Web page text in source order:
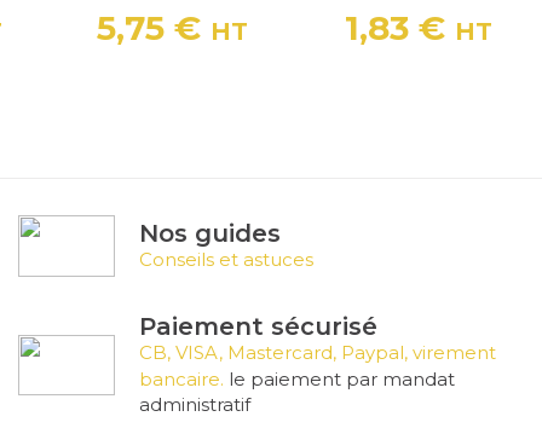
Prix
5,75 € HT Prix
1,83 € HT
Nos guides
Conseils et astuces
Paiement sécurisé
CB, VISA, Mastercard, Paypal, virement
bancaire. le paiement par mandat
administratif